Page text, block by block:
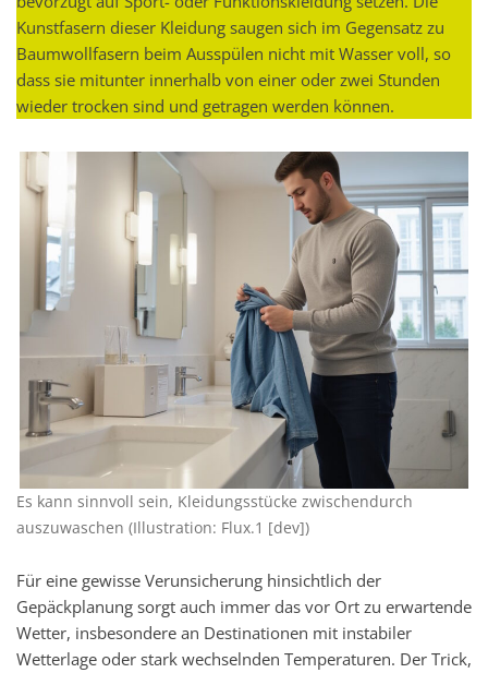
Kunstfasern dieser Kleidung saugen sich im Gegensatz zu
Baumwollfasern beim Ausspülen nicht mit Wasser voll, so
dass sie mitunter innerhalb von einer oder zwei Stunden
wieder trocken sind und getragen werden können.
Es kann sinnvoll sein, Kleidungsstücke zwischendurch
auszuwaschen (Illustration: Flux.1 [dev])
Für eine gewisse Verunsicherung hinsichtlich der
Gepäckplanung sorgt auch immer das vor Ort zu erwartende
Wetter, insbesondere an Destinationen mit instabiler
Wetterlage oder stark wechselnden Temperaturen. Der Trick,